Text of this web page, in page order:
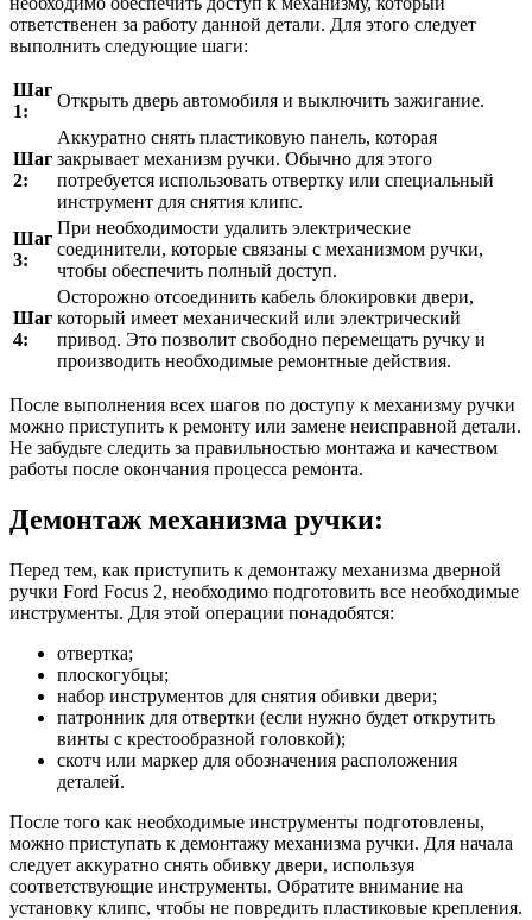
ответственен за работу данной детали. Для этого следует
выполнить следующие шаги:
Шаг
1:
Открыть дверь автомобиля и выключить зажигание.
Шаг
2:
Аккуратно снять пластиковую панель, которая
закрывает механизм ручки. Обычно для этого
потребуется использовать отвертку или специальный
инструмент для снятия клипс.
Шаг
3:
При необходимости удалить электрические
соединители, которые связаны с механизмом ручки,
чтобы обеспечить полный доступ.
Шаг
4:
Осторожно отсоединить кабель блокировки двери,
который имеет механический или электрический
привод. Это позволит свободно перемещать ручку и
производить необходимые ремонтные действия.
После выполнения всех шагов по доступу к механизму ручки
можно приступить к ремонту или замене неисправной детали.
Не забудьте следить за правильностью монтажа и качеством
работы после окончания процесса ремонта.
Демонтаж механизма ручки:
Перед тем, как приступить к демонтажу механизма дверной
ручки Ford Focus 2, необходимо подготовить все необходимые
инструменты. Для этой операции понадобятся:
отвертка;
плоскогубцы;
набор инструментов для снятия обивки двери;
патронник для отвертки (если нужно будет открутить
винты с крестообразной головкой);
скотч или маркер для обозначения расположения
деталей.
После того как необходимые инструменты подготовлены,
можно приступать к демонтажу механизма ручки. Для начала
следует аккуратно снять обивку двери, используя
соответствующие инструменты. Обратите внимание на
установку клипс, чтобы не повредить пластиковые крепления.